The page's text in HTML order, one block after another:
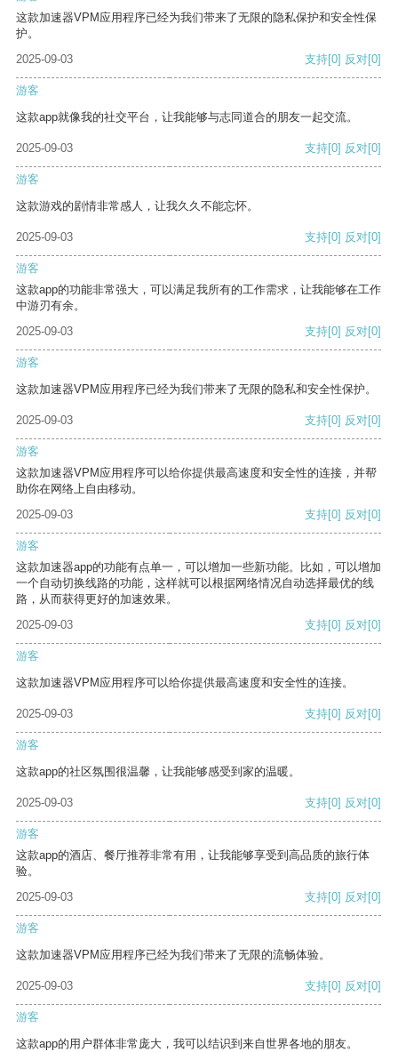
这款加速器VPM应用程序已经为我们带来了无限的隐私保护和安全性保
护。
2025-09-03
支持[0] 反对[0]
游客
这款app就像我的社交平台，让我能够与志同道合的朋友一起交流。
2025-09-03 支持[0] 反对[0]
游客
这款游戏的剧情非常感人，让我久久不能忘怀。
2025-09-03 支持[0] 反对[0]
游客
这款app的功能非常强大，可以满足我所有的工作需求，让我能够在工作
中游刃有余。
2025-09-03
支持[0] 反对[0]
游客
这款加速器VPM应用程序已经为我们带来了无限的隐私和安全性保护。
2025-09-03 支持[0] 反对[0]
游客
这款加速器VPM应用程序可以给你提供最高速度和安全性的连接，并帮
助你在网络上自由移动。
2025-09-03
支持[0] 反对[0]
游客
这款加速器app的功能有点单一，可以增加一些新功能。比如，可以增加
一个自动切换线路的功能，这样就可以根据网络情况自动选择最优的线
路，从而获得更好的加速效果。
2025-09-03
支持[0] 反对[0]
游客
这款加速器VPM应用程序可以给你提供最高速度和安全性的连接。
2025-09-03 支持[0] 反对[0]
游客
这款app的社区氛围很温馨，让我能够感受到家的温暖。
2025-09-03 支持[0] 反对[0]
游客
这款app的酒店、餐厅推荐非常有用，让我能够享受到高品质的旅行体
验。
2025-09-03
支持[0] 反对[0]
游客
这款加速器VPM应用程序已经为我们带来了无限的流畅体验。
2025-09-03 支持[0] 反对[0]
游客
这款app的用户群体非常庞大，我可以结识到来自世界各地的朋友。